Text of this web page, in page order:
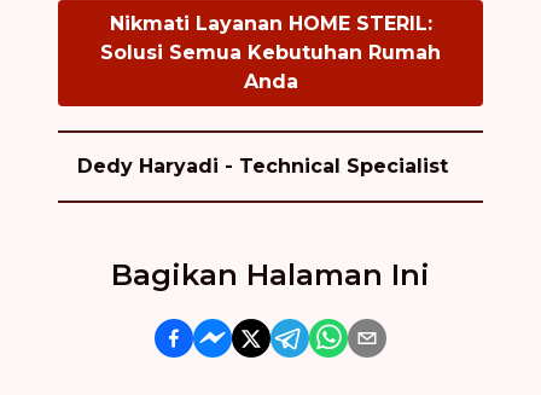
Nikmati Layanan HOME STERIL:
Solusi Semua Kebutuhan Rumah
Anda
Dedy Haryadi - Technical Specialist
Bagikan Halaman Ini